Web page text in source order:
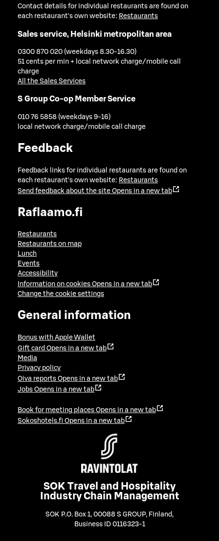
Contact details for individual restaurants are found on
each restaurant's own website: Restaurants
Sales service, Helsinki metropolitan area
0300 870 020 (weekdays 8.30-16.30)
51 cents per min + local network charge/mobile call
charge
All the Sales Services
S Group Co-op Member Service
010 76 5858 (weekdays 9-16)
local network charge/mobile call charge
Feedback
Feedback links for individual restaurants are found on
each restaurant's own website: Restaurants
Send feedback about the site Opens in a new tab
Raflaamo.fi
Restaurants
Restaurants on map
Lunch
Events
Accessibility
Information on cookies Opens in a new tab
Change the cookie settings
General information
Bonus with Apple Wallet
Gift card Opens in a new tab
Media
Privacy policy
Oiva reports Opens in a new tab
Jobs Opens in a new tab
Book for meeting places Opens in a new tab
Sokoshotels.fi Opens in a new tab
SOK Travel and Hospitality
Industry Chain Management
SOK P.O. Box 1, 00088 S GROUP, Finland ,
Business ID 0116323-1